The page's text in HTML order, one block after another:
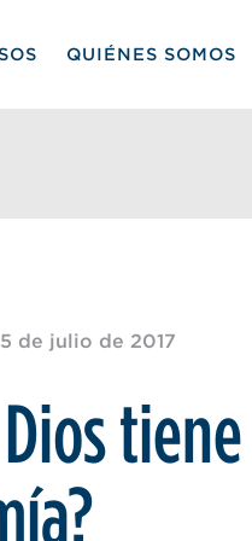
QUIÉNES SOMOS
5 de julio de 2017